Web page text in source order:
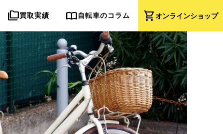
shopping_cartオンラインショップ
folder_copy買取実績 import_contacts自転車のコラム